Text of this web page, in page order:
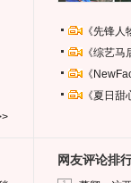
《先锋
《综艺
《
《夏日
网友评论排